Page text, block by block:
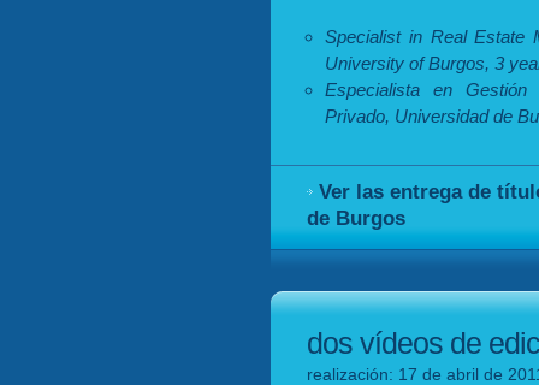
Specialist in Real Estate
University of Burgos, 3
Especialista en Gestión
Privado, Universidad de
Ver las entrega de
de Burgos
dos vídeos de
realización: 17 de abril de